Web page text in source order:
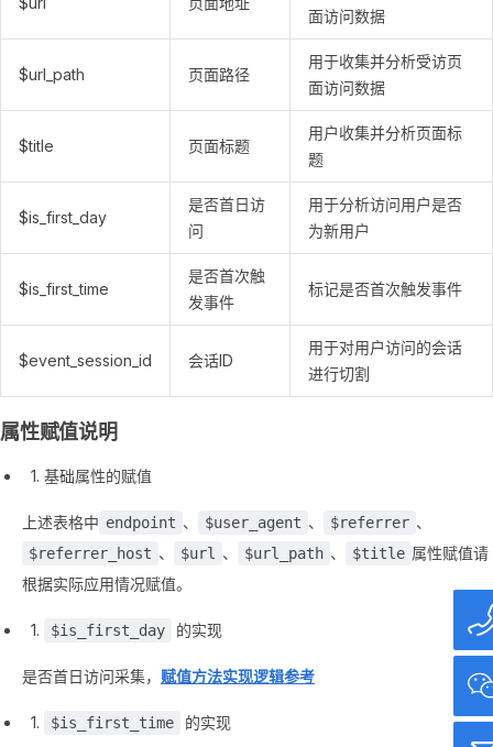
面访问数据
$url_path 页面路径
用于收集并分析受访页
面访问数据
$title 页面标题
用户收集并分析页面标
题
$is_first_day
是否首日访
问
用于分析访问用户是否
为新用户
$is_first_time
是否首次触
发事件
标记是否首次触发事件
$event_session_id 会话ID
用于对用户访问的会话
进行切割
属性赋值说明
基础属性的赋值
上述表格中 endpoint 、 $user_agent 、 $referrer 、
$referrer_host 、 $url 、 $url_path 、 $title 属性赋值请
根据实际应用情况赋值。
$is_first_day 的实现
是否首日访问采集， 赋值方法实现逻辑参考
$is_first_time 的实现